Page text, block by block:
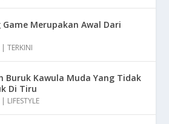
Game Merupakan Awal Dari
|TERKINI
Buruk Kawula Muda Yang Tidak
Di Tiru
| LIFESTYLE